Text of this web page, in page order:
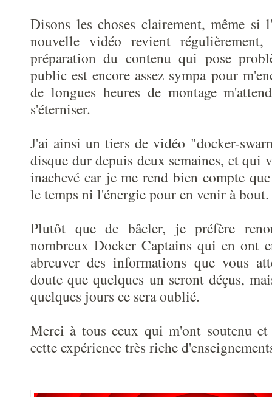
Disons les choses clairement, même si
nouvelle vidéo revient
préparation du contenu qui pose
public est encore assez sympa pour
de longues heures de montage
s'éterniser.
J'ai ainsi un tiers de vidéo "docker-
disque dur depuis deux semaines, et qui
inachevé car je me rend bien compte
le temps ni l'énergie pour en venir à bout.
Plutôt que de bâcler, je préfère
nombreux Docker Captains qui en ont
abreuver des informations que vous
doute que quelques un seront déçus,
quelques jours ce sera oublié.
Merci à tous ceux qui m'ont soutenu et
cette expérience très riche